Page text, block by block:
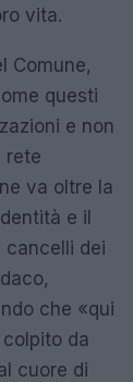
vita.
Comune,
questi
e non
rete
va oltre la
e il
cancelli dei
che «qui
da
cuore di